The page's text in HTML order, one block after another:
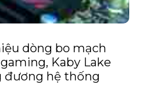
dòng bo mạch
Kaby Lake
đương hệ thống